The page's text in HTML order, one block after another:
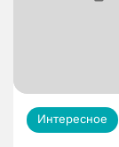
Интересное